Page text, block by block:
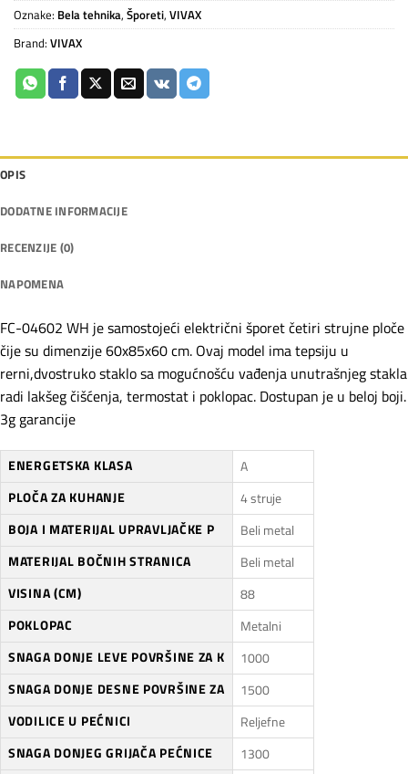
Oznake: Bela tehnika, Šporeti, VIVAX
Brand: VIVAX
OPIS
DODATNE INFORMACIJE
RECENZIJE (0)
NAPOMENA
FC-04602 WH je samostojeći električni šporet četiri strujne ploče
čije su dimenzije 60x85x60 cm. Ovaj model ima tepsiju u
rerni,dvostruko staklo sa mogućnošću vađenja unutrašnjeg stakla
radi lakšeg čišćenja, termostat i poklopac. Dostupan je u beloj boji.
3g garancije
ENERGETSKA KLASA
A
PLOČA ZA KUHANJE
4 struje
BOJA I MATERIJAL UPRAVLJAČKE P
Beli metal
MATERIJAL BOČNIH STRANICA
Beli metal
VISINA (CM)
88
POKLOPAC
Metalni
SNAGA DONJE LEVE POVRŠINE ZA K
1000
SNAGA DONJE DESNE POVRŠINE ZA
1500
VODILICE U PEĆNICI
Reljefne
SNAGA DONJEG GRIJAČA PEĆNICE
1300